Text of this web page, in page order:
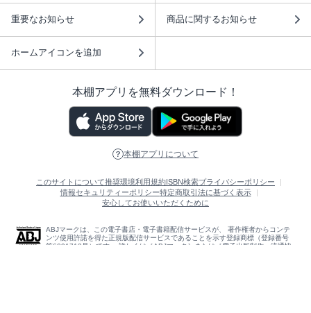
重要なお知らせ 商品に関するお知らせ
ホームアイコンを追加
本棚アプリを無料ダウンロード！
本棚アプリについて
このサイトについて推奨環境利用規約ISBN検索プライバシーポリシー
情報セキュリティーポリシー特定商取引法に基づく表示
安心してお使いいただくために
ABJマークは、この電子書店・電子書籍配信サービスが、 著作権者からコンテ
ンツ使用許諾を得た正規版配信サービスであることを示す登録商標（登録番号
第6091713号）です。 詳しくは［ABJマーク］または［電子出版制作・流通協